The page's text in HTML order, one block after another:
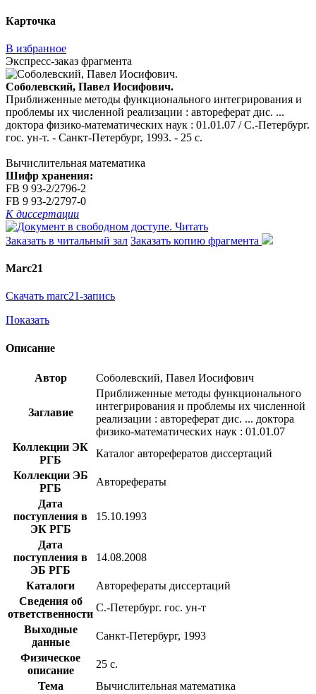
Карточка
В избранное
Экспресс-заказ фрагмента
Соболевский, Павел Иосифович.
Приближенные методы функционального интегрирования и
проблемы их численной реализации : автореферат дис. ...
доктора физико-математических наук : 01.01.07 / С.-Петербург.
гос. ун-т. - Санкт-Петербург, 1993. - 25 с.
Вычислительная математика
Шифр хранения:
FB 9 93-2/2796-2
FB 9 93-2/2797-0
К диссертации
Читать
Заказать в читальный зал Заказать копию фрагмента
Marc21
Скачать marc21-запись
Показать
Описание
Автор Соболевский, Павел Иосифович
Заглавие
Приближенные методы функционального
интегрирования и проблемы их численной
реализации : автореферат дис. ... доктора
физико-математических наук : 01.01.07
Коллекции ЭК
РГБ
Каталог авторефератов диссертаций
Коллекции ЭБ
РГБ
Авторефераты
Дата
поступления в
ЭК РГБ
15.10.1993
Дата
поступления в
ЭБ РГБ
14.08.2008
Каталоги
Авторефераты диссертаций
Сведения об
ответственности
С.-Петербург. гос. ун-т
Выходные
данные
Санкт-Петербург, 1993
Физическое
описание
25 с.
Тема
Вычислительная математика